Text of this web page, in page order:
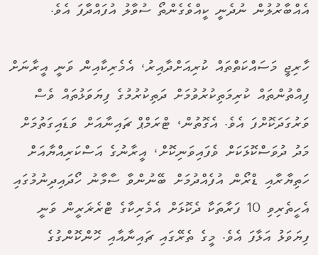
އެއްބާރުލުން ނުދެނީ ކީއްވެގެންތޯ ސުވާލު އުފައްދާފަ އެވެ.
ހާރިޖީ މަސައްކަތްތައް ކުރިއަށްދާއިރު، އެމެރިކާއިން ވަނީ އީރާނަށް
ފިއްތުންތައް ކުރިމަތިކުރުވުމަށް ދަތިކުރުމުގެ ފިޔަވަޅުތައް ވެސް
ވަރުގަދަކޮށްފަ އެވެ. އެގޮތުން، ޓްރަމްޕް ޗައިނާއަށް ވަޑައިގަތުމަށް
މަދު ދުވަސްކޮޅަކަށް ވެފައިވަނިކޮށް، އީރާނުގެ އަސްކަރިއްޔާއަށް
ހަތިޔާރާއި ޑްރޯން އުފެއްދުމަށް ބޭނުންވާ ސާމާނު ހޯދައިދިނުމުގައި
އެހީތެރިވި 10 ފަރާތަކާ ދެކޮޅަށް އެމެރިކާގެ ޓްރެޜަރީން ވަނީ
ފިޔަވަޅު އަޅާފަ އެވެ. މީގެ ތެރޭގައި ޗައިނާއާއި ހޮންކޮންގުގެ